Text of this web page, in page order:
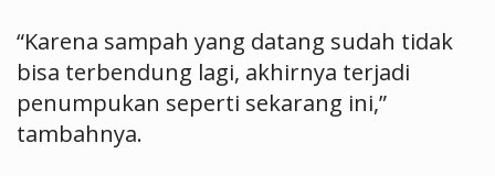
“Karena sampah yang datang sudah tidak
bisa terbendung lagi, akhirnya terjadi
penumpukan seperti sekarang ini,”
tambahnya.